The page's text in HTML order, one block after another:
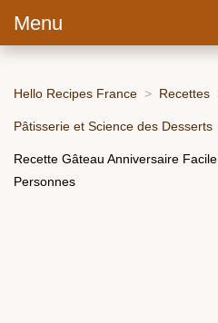
Menu
Hello Recipes France Recettes
Pâtisserie et Science des Desserts
Recette Gâteau Anniversaire
Personnes